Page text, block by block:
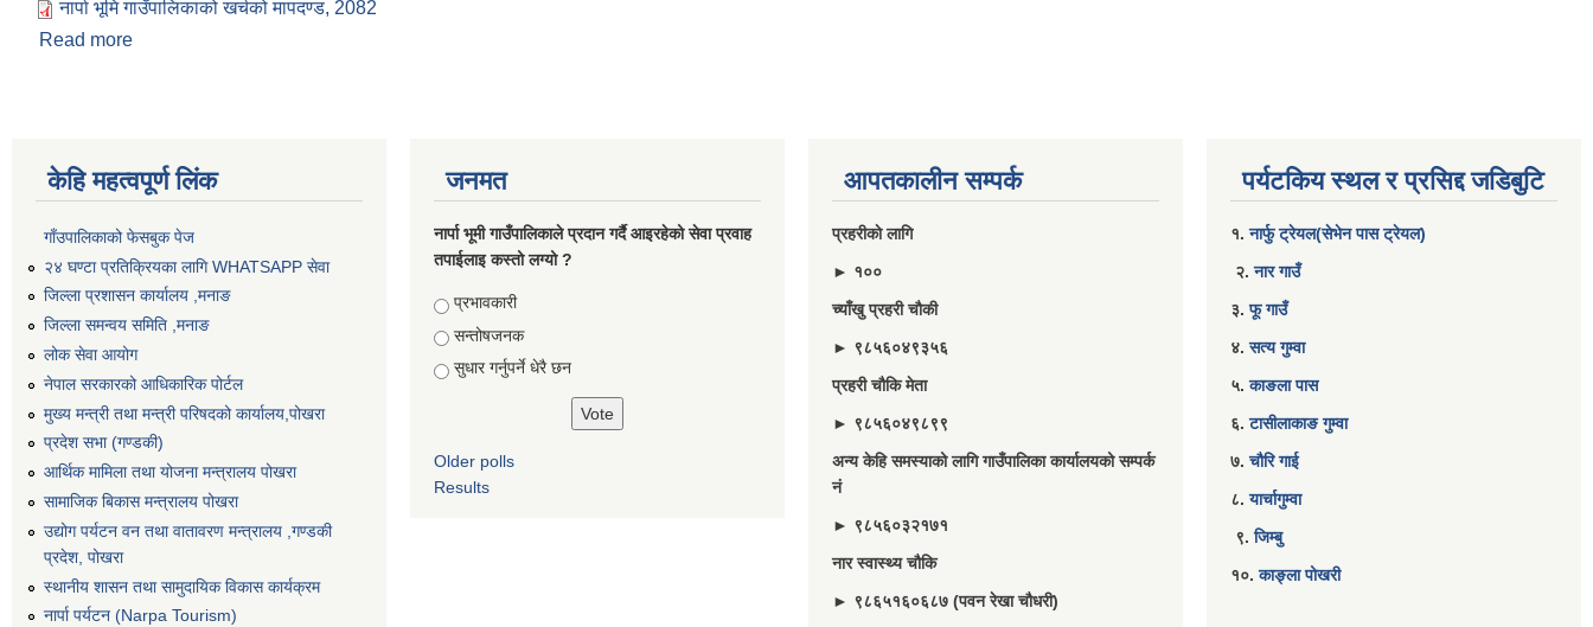
नार्पा भूमि गाउँपालिकाको खर्चको मापदण्ड, 2082
Read more
केहि महत्वपूर्ण लिंक
गाँउपालिकाको फेसबुक पेज
२४ घण्टा प्रतिक्रियका लागि WHATSAPP सेवा
जिल्ला प्रशासन कार्यालय ,मनाङ
जिल्ला समन्वय समिति ,मनाङ
लोक सेवा आयोग
नेपाल सरकारको आधिकारिक पोर्टल
मुख्य मन्त्री तथा मन्त्री परिषदको कार्यालय,पोखरा
प्रदेश सभा (गण्डकी)
आर्थिक मामिला तथा योजना मन्त्रालय पोखरा
सामाजिक बिकास मन्त्रालय पोखरा
उद्योग पर्यटन वन तथा वातावरण मन्त्रालय ,गण्डकी
प्रदेश, पोखरा
स्थानीय शासन तथा सामुदायिक विकास कार्यक्रम
नार्पा पर्यटन (Narpa Tourism)
जनमत
नार्पा भूमी गाउँपालिकाले प्रदान गर्दै आइरहेको सेवा प्रवाह
तपाईलाइ कस्तो लग्यो ?
Choices
प्रभावकारी
सन्तोषजनक
सुधार गर्नुपर्ने धेरै छन
Older polls
Results
आपतकालीन सम्पर्क
प्रहरीकाे लागि
► १००
च्याँखु प्रहरी चाैकी
► ९८५६०४९३५६
प्रहरी चौकि मेता
► ९८५६०४९८९९
अन्य केहि समस्याको लागि गाउँपालिका कार्यालयको सम्पर्क
नं
► ९८५६०३२१७१
नार स्वास्थ्य चौकि
► ९८६५१६०६८७ (पवन रेखा चौधरी)
पर्यटकिय स्थल र प्रसिद्द जडिबुटि
१.नार्फु ट्रेयल(सेभेन पास ट्रेयल)
२.नार गाउँ
३.फू गाउँ
४.सत्य गुम्वा
५.काङला पास
६.टासीलाकाङ गुम्वा
७.चौरि गाई
८.यार्चागुम्वा
९.जिम्बु
१०.काङ्ला पोखरी